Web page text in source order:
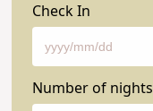
Check In
Number of nights